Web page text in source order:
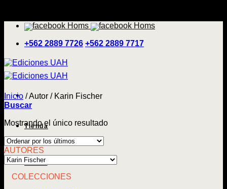
contenido
+562 2889 7726 +562 2889 7717
Tienda
Temas
Inicio /Autor /Karin Fischer
Buscar
Mostrando el único resultado
AUTORES
COLECCIONES